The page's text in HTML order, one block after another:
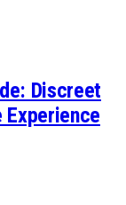
Discreet